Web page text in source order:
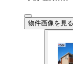
物件画像を見る